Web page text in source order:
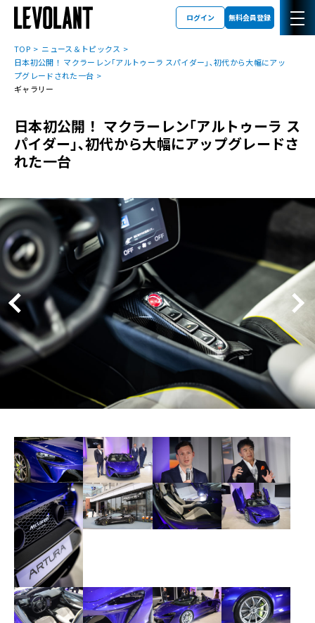
ログイン 無料会員登録
TOP
ニュース＆トピックス
日本初公開！ マクラーレン｢アルトゥーラ スパイダー｣､初代から大幅にアッ
プグレードされた一台
ギャラリー
日本初公開！ マクラーレン｢アルトゥーラ ス
パイダー｣､初代から大幅にアップグレードさ
れた一台